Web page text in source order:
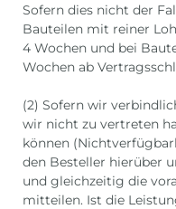
Sofern dies nicht der
Bauteilen mit reiner
4 Wochen und bei
Wochen ab
(2) Sofern wir
wir nicht zu vertreten
können
den Besteller hierüber
und gleichzeitig die
mitteilen. Ist die